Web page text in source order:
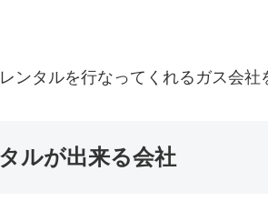
ンタルを行なってくれるガス会社
ルが出来る会社